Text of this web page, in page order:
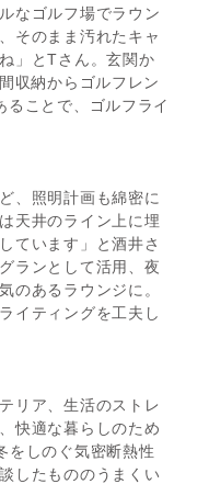
なゴルフ場でラウン
そのまま汚れたキャ
」とTさん。玄関か
収納からゴルフレン
ることで、ゴルフライ
、照明計画も綿密に
天井のライン上に埋
ています」と酒井さ
ランとして活用、夜
のあるラウンジに。
イティングを工夫し
リア、生活のストレ
快適な暮らしのため
をしのぐ気密断熱性
したもののうまくい